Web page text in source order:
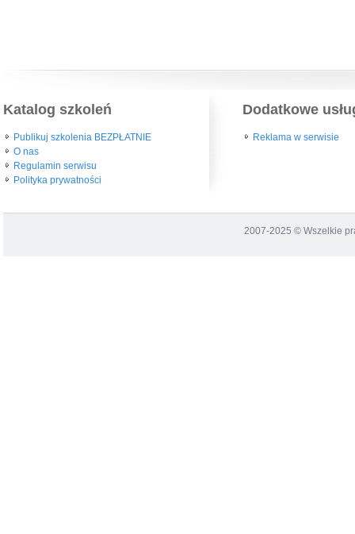
Katalog szkoleń
Publikuj szkolenia BEZPŁATNIE
O nas
Regulamin serwisu
Polityka prywatności
Dodatkowe
Reklama w serwisie
2007-2025 © Wszelkie